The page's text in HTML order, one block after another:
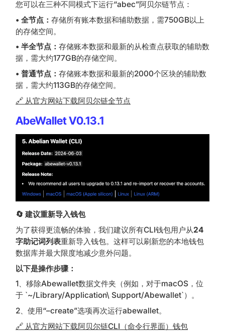
您可以在三种不同模式下运行“abec”阿贝尔链节点：
• 全节点： 存储所有账本数据和辅助数据，需750GB以上
的存储空间。
• 半全节点： 存储账本数据和最新的从检查点获取的辅助数
据，需大约177GB的存储空间。
• 普通节点： 存储账本数据和最新的2000个区块的辅助数
据，需大约113GB的存储空间。
🔗 从官方网站下载阿贝尔链全节点
AbeWallet V0.13.1
🔄 建议重新导入钱包
为了获得更流畅的体验，我们建议所有CLI钱包用户从24
字助记词列表重新导入钱包。这样可以刷新您的本地钱包
数据库并最大限度地减少意外问题。
以下是操作步骤：
1、移除Abewallet数据文件夹（例如，对于macOS，位
于 `~/Library/Application\ Support/Abewallet`）。
2、使用“–create”选项再次运行abewallet。
🔗 从官方网站下载阿贝尔链CLI（命令行界面）钱包